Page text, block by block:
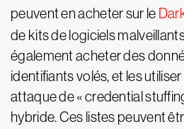
peuvent en acheter sur le
de kits de logiciels
également acheter des
identifiants volés, et les
attaque de « credential
hybride. Ces listes peuvent